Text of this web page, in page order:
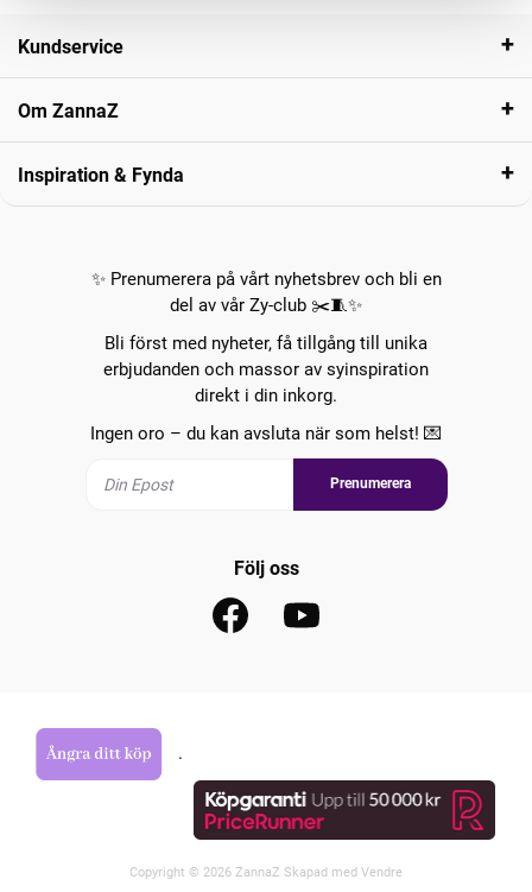
Kundservice
Om ZannaZ
Inspiration & Fynda
✨ Prenumerera på vårt nyhetsbrev och bli en
del av vår Zy-club ✂️🧵✨
Bli först med nyheter, få tillgång till unika
erbjudanden och massor av syinspiration
direkt i din inkorg.
Ingen oro – du kan avsluta när som helst! 💌
Prenumerera
Följ oss
.
Copyright © 2026 ZannaZ Skapad med Vendre